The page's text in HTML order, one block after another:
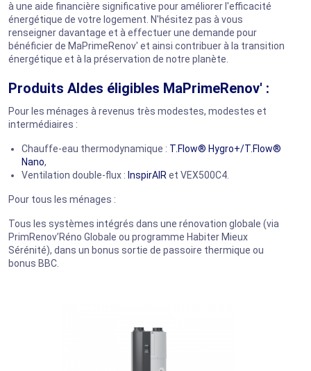
à une aide financière significative pour améliorer l'efficacité
énergétique de votre logement. N'hésitez pas à vous
renseigner davantage et à effectuer une demande pour
bénéficier de MaPrimeRenov' et ainsi contribuer à la transition
énergétique et à la préservation de notre planète.
Produits Aldes éligibles MaPrimeRenov' :
Pour les ménages à revenus très modestes, modestes et
intermédiaires :
Chauffe-eau thermodynamique : T.Flow® Hygro+/T.Flow®
Nano,
Ventilation double-flux : InspirAIR et VEX500C4.
Pour tous les ménages :
Tous les systèmes intégrés dans une rénovation globale (via
PrimRenov’Réno Globale ou programme Habiter Mieux
Sérénité), dans un bonus sortie de passoire thermique ou
bonus BBC.